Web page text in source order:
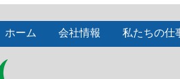
ホーム 会社情報 私たちの仕